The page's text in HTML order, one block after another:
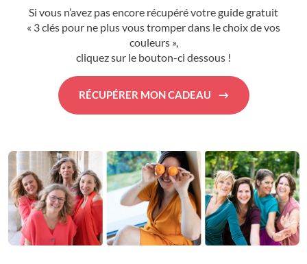
Si vous n’avez pas encore récupéré votre guide gratuit
« 3 clés pour ne plus vous tromper dans le choix de vos
couleurs »,
cliquez sur le bouton-ci dessous !
RÉCUPÉRER MON CADEAU